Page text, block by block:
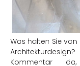
Was halten Sie
Kommentar